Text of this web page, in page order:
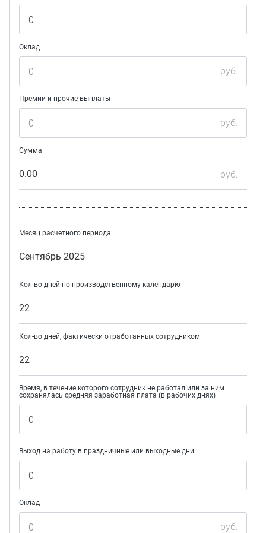
Оклад
руб.
Премии и прочие выплаты
руб.
Сумма
0.00 руб.
Месяц расчетного периода
Сентябрь 2025
Кол-во дней по производственному календарю
22
Кол-во дней, фактически отработанных сотрудником
22
Время, в течение которого сотрудник не работал или за ним
сохранялась средняя заработная плата (в рабочих днях)
Выход на работу в праздничные или выходные дни
Оклад
руб.